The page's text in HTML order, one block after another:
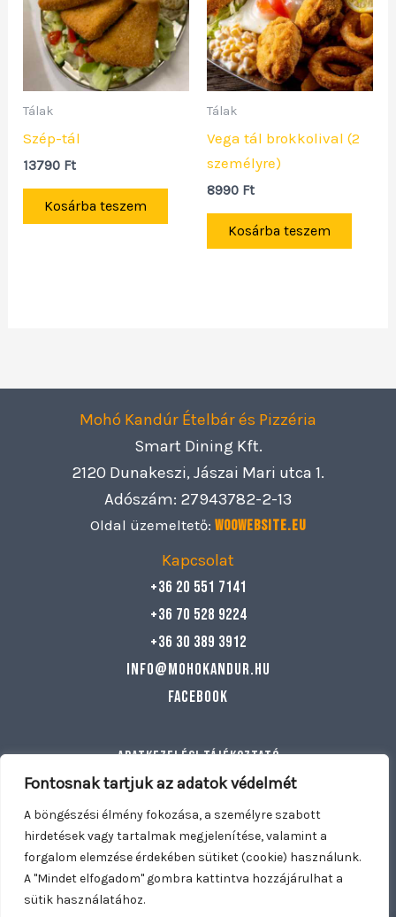
Fontosnak tartjuk az adatok védelmét
A böngészési élmény fokozása, a személyre szabott
hirdetések vagy tartalmak megjelenítése, valamint a
forgalom elemzése érdekében sütiket (cookie) használunk.
A "Mindet elfogadom" gombra kattintva hozzájárulhat a
sütik használatához.
Tálak
Szép-tál
13790 Ft
Kosárba teszem
Tálak
Vega tál brokkolival (2
személyre)
8990 Ft
Kosárba teszem
Mohó Kandúr Ételbár és Pizzéria
Smart Dining Kft.
2120 Dunakeszi, Jászai Mari utca 1.
Adószám: 27943782-2-13
Oldal üzemeltető: Woowebsite.eu
Kapcsolat
+36 20 551 7141
+36 70 528 9224
+36 30 389 3912
info@mohokandur.hu
Facebook
Adatkezelési tájékoztató
Általános szerződési feltételek
Egyéb információ
Copyright © 2026 Mohó Kandúr | Nyitva tartunk: Hétfő –
Vasárnap 11:00 – 21:30 | Kiszállítás: Dunakeszi, Fót, Göd,